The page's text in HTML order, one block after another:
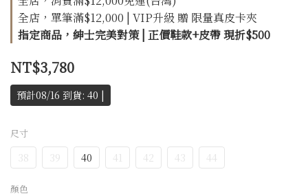
全店，單筆滿$12,000 | VIP升級 贈 限量真皮卡夾
指定商品，紳士完美對策 | 正價鞋款+皮帶 現折$500
NT$3,780
預計08/16 到貨: 40 |
尺寸
38 39 40 41 42 43 44
顏色